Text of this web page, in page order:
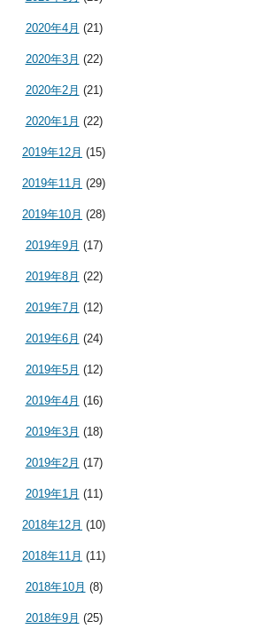
2020年4月 (21)
2020年3月 (22)
2020年2月 (21)
2020年1月 (22)
2019年12月 (15)
2019年11月 (29)
2019年10月 (28)
2019年9月 (17)
2019年8月 (22)
2019年7月 (12)
2019年6月 (24)
2019年5月 (12)
2019年4月 (16)
2019年3月 (18)
2019年2月 (17)
2019年1月 (11)
2018年12月 (10)
2018年11月 (11)
2018年10月 (8)
2018年9月 (25)